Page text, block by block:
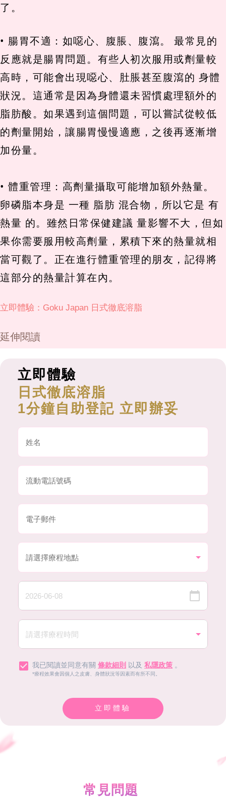
了。
• 腸胃不適：如噁心、腹脹、腹瀉。 最常見的
反應就是腸胃問題。有些人初次服用或劑量較
高時，可能會出現噁心、肚脹甚至腹瀉的 身體
狀況。這通常是因為身體還未習慣處理額外的
脂肪酸。如果遇到這個問題，可以嘗試從較低
的劑量開始，讓腸胃慢慢適應，之後再逐漸增
加份量。
• 體重管理：高劑量攝取可能增加額外熱量。
卵磷脂本身是 一種 脂肪 混合物，所以它是 有
熱量 的。雖然日常保健建議 量影響不大，但如
果你需要服用較高劑量，累積下來的熱量就相
當可觀了。正在進行體重管理的朋友，記得將
這部分的熱量計算在內。
立即體驗：Goku Japan 日式徹底溶脂
延伸閱讀
立即體驗
日式徹底溶脂
1分鐘自助登記 立即辦妥
我已閱讀並同意有關 條款細則 以及 私隱政策 。
*療程效果會因個人之皮膚、身體狀況等因素而有所不同。
立即體驗
常見問題